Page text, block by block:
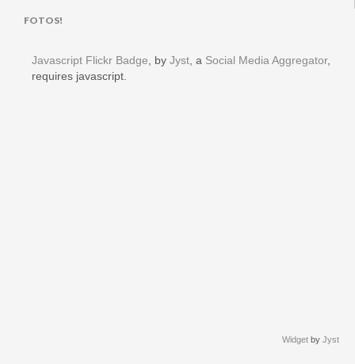
FOTOS!
Javascript Flickr Badge , by Jyst , a Social Media Aggregator,
requires javascript.
Widget by Jyst